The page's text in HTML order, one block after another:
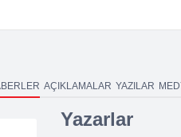
AÇIKLAMALAR YAZILAR
Yazarlar